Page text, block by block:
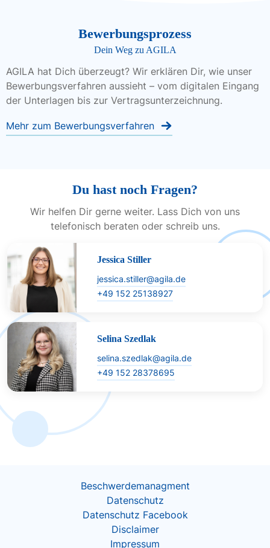
Bewerbungsprozess
Dein Weg zu AGILA
AGILA hat Dich überzeugt? Wir erklären Dir, wie unser
Bewerbungsverfahren aussieht – vom digitalen Eingang
der Unterlagen bis zur Vertragsunterzeichnung.
Mehr zum Bewerbungsverfahren
Du hast noch Fragen?
Wir helfen Dir gerne weiter. Lass Dich von uns
telefonisch beraten oder schreib uns.
Jessica Stiller
jessica.stiller@agila.de
+49 152 25138927
Selina Szedlak
selina.szedlak@agila.de
+49 152 28378695
Beschwerdemanagment
Datenschutz
Datenschutz Facebook
Disclaimer
Impressum